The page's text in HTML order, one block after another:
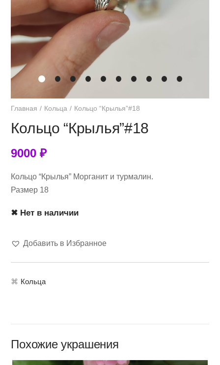
Главная Кольца Кольцо “Крылья”#18
Кольцо “Крылья”#18
9000₽
Кольцо “Крылья” Морганит и турмалин.
Размер 18
✖ Нет в наличии
Добавить в Избранное
⌘ Кольца
Похожие украшения